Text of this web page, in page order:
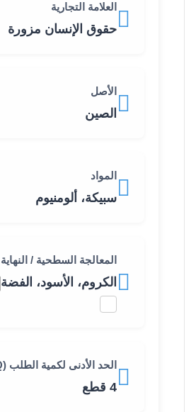
العلامة التجارية
حقوق الإنسان مزورة
الأصل
الصين
المواد
سبيكة، ألومنيوم
المعالجة السطحية / النهاية
الكروم، الأسود، الفضة
الحد الأدنى لكمية الطلب (MOQ)
4 قطع